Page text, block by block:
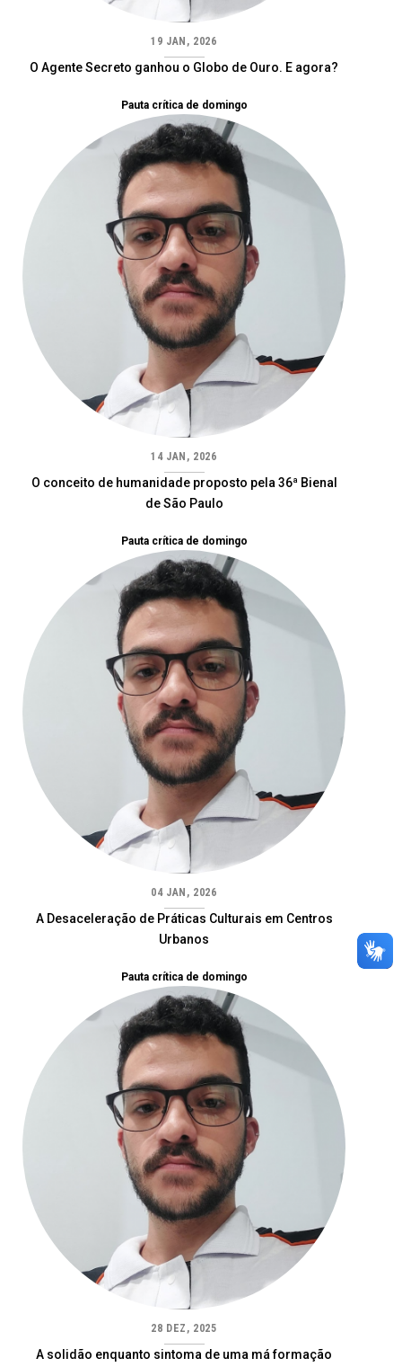
19 JAN, 2026
O Agente Secreto ganhou o Globo de Ouro. E agora?
Pauta crítica de domingo
14 JAN, 2026
O conceito de humanidade proposto pela 36ª Bienal
de São Paulo
Pauta crítica de domingo
04 JAN, 2026
A Desaceleração de Práticas Culturais em Centros
Urbanos
Pauta crítica de domingo
28 DEZ, 2025
A solidão enquanto sintoma de uma má formação